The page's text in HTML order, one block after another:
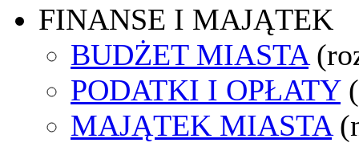
FINANSE I MAJĄTEK
BUDŻET MIASTA
PODATKI I OPŁATY
MAJĄTEK MIASTA